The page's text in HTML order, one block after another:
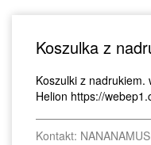
Koszulka z
Koszulki z nadrukiem.
Helion https://
Kontakt: